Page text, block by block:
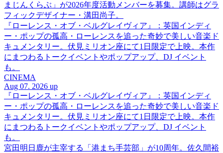
まじんくらぶ」が2026年度活動メンバーを募集。講師はグラ
フィックデザイナー・溝田尚子。
『ローレンス・オブ・ベルグレイヴィア』：英国インディ
ー・ポップの孤高・ローレンスを追った奇妙で美しい音楽ド
キュメンタリー。伏見ミリオン座にて1日限定で上映。本作
にまつわるトークイベントやポップアップ、DJ イベント
も。
CINEMA
Aug 07. 2026 up
『ローレンス・オブ・ベルグレイヴィア』：英国インディ
ー・ポップの孤高・ローレンスを追った奇妙で美しい音楽ド
キュメンタリー。伏見ミリオン座にて1日限定で上映。本作
にまつわるトークイベントやポップアップ、DJ イベント
も。
宮田明日鹿が主宰する「港まち手芸部」が10周年。佐久間裕